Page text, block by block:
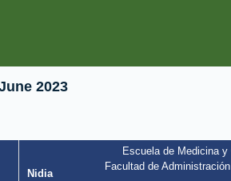
2023
Nidia
Escuela de Medicina
Facultad de